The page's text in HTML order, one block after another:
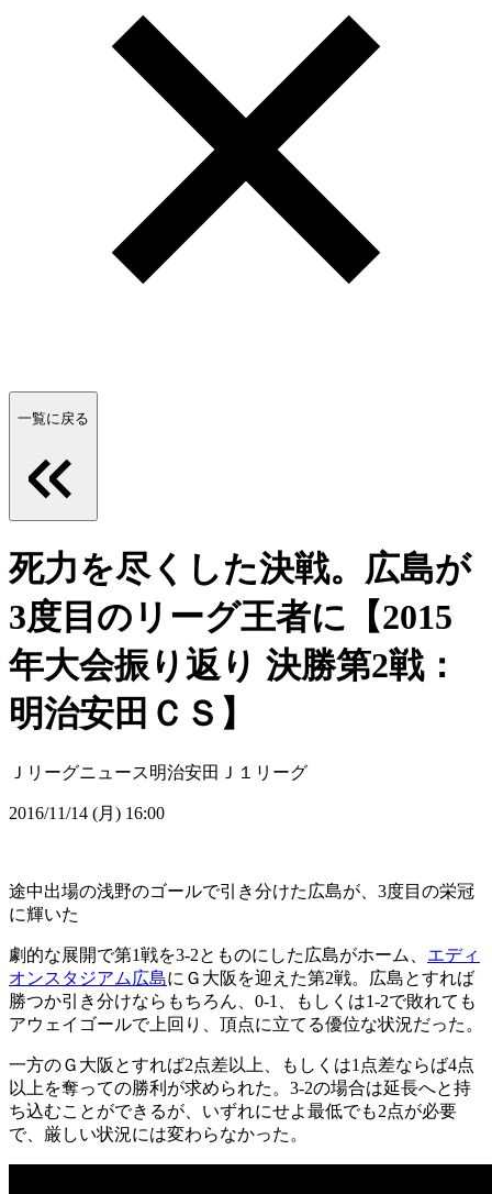
一覧に戻る
死力を尽くした決戦。広島が
3度目のリーグ王者に【2015
年大会振り返り 決勝第2戦：
明治安田ＣＳ】
Ｊリーグニュース明治安田Ｊ１リーグ
2016/11/14 (月) 16:00
途中出場の浅野のゴールで引き分けた広島が、3度目の栄冠
に輝いた
劇的な展開で第1戦を3-2とものにした広島がホーム、 エディ
オンスタジアム広島にＧ大阪を迎えた第2戦。広島とすれば
勝つか引き分けならもちろん、0-1、もしくは1-2で敗れても
アウェイゴールで上回り、頂点に立てる優位な状況だった。
一方のＧ大阪とすれば2点差以上、もしくは1点差ならば4点
以上を奪っての勝利が求められた。3-2の場合は延長へと持
ち込むことができるが、いずれにせよ最低でも2点が必要
で、厳しい状況には変わらなかった。